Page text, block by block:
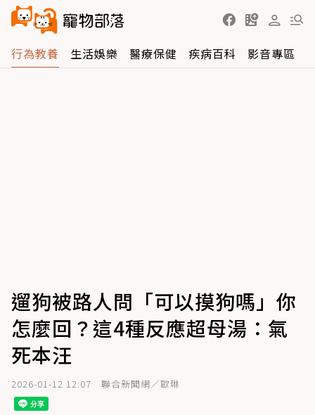
行為教養 生活娛樂 醫療保健 疾病百科 影音專區
遛狗被路人問「可以摸狗嗎」你
怎麼回？這4種反應超母湯：氣
死本汪
2026-01-12 12:07 聯合新聞網／歐琳